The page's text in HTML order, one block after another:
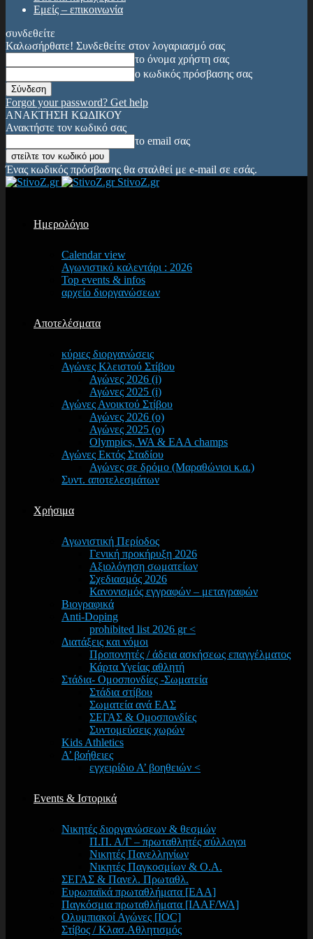
Εμείς – επικοινωνία
συνδεθείτε
Καλωσήρθατε! Συνδεθείτε στον λογαριασμό σας
το όνομα χρήστη σας
ο κωδικός πρόσβασης σας
Forgot your password? Get help
ΑΝΑΚΤΗΣΗ ΚΩΔΙΚΟΥ
Ανακτήστε τον κωδικό σας
το email σας
Ένας κωδικός πρόσβασης θα σταλθεί με e-mail σε εσάς.
StivoZ.gr
Ημερολόγιο
Calendar view
Αγωνιστικό καλεντάρι : 2026
Top events & infos
αρχείο διοργανώσεων
Αποτελέσματα
κύριες διοργανώσεις
Αγώνες Κλειστού Στίβου
Αγώνες 2026 (i)
Αγώνες 2025 (i)
Αγώνες Ανοικτού Στίβου
Αγώνες 2026 (o)
Αγώνες 2025 (o)
Olympics, WA & EAA champs
Αγώνες Εκτός Σταδίου
Αγώνες σε δρόμο (Μαραθώνιοι κ.α.)
Συντ. αποτελεσμάτων
Χρήσιμα
Αγωνιστική Περίοδος
Γενική προκήρυξη 2026
Αξιολόγηση σωματείων
Σχεδιασμός 2026
Κανονισμός εγγραφών – μεταγραφών
Βιογραφικά
Anti-Doping
prohibited list 2026 gr <
Διατάξεις και νόμοι
Προπονητές / άδεια ασκήσεως επαγγέλματος
Κάρτα Υγείας αθλητή
Στάδια- Ομοσπονδίες -Σωματεία
Στάδια στίβου
Σωματεία ανά ΕΑΣ
ΣΕΓΑΣ & Ομοσπονδίες
Συντομεύσεις χωρών
Kids Athletics
Α’ βοήθειες
εγχειρίδιο Α’ βοηθειών <
Events & Ιστορικά
Νικητές διοργανώσεων & θεσμών
Π.Π. Α/Γ – πρωταθλητές σύλλογοι
Νικητές Πανελληνίων
Νικητές Παγκοσμίων & Ο.Α.
ΣΕΓΑΣ & Πανελ. Πρωταθλ.
Ευρωπαϊκά πρωταθλήματα [EAA]
Παγκόσμια πρωταθλήματα [IAAF/WA]
Ολυμπιακοί Αγώνες [IOC]
Στίβος / Κλασ.Αθλητισμός